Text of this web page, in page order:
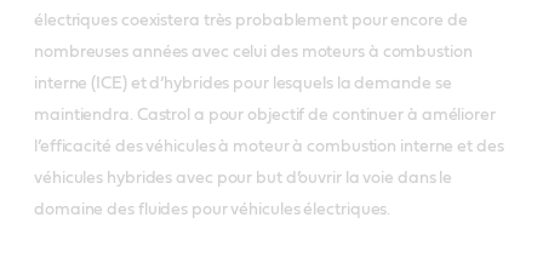
électriques coexistera très probablement pour encore de
nombreuses années avec celui des moteurs à combustion
interne (ICE) et d’hybrides pour lesquels la demande se
maintiendra. Castrol a pour objectif de continuer à améliorer
l’efficacité des véhicules à moteur à combustion interne et des
véhicules hybrides avec pour but d’ouvrir la voie dans le
domaine des fluides pour véhicules électriques.